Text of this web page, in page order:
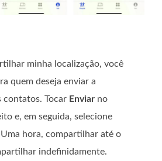
minha localização, você
quem deseja enviar a
contatos. Tocar Enviar no
e, em seguida, selecione
Uma hora, compartilhar até o
indefinidamente.